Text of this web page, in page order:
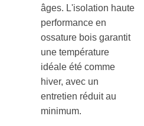
âges. L'isolation haute
performance en
ossature bois garantit
une température
idéale été comme
hiver, avec un
entretien réduit au
minimum.